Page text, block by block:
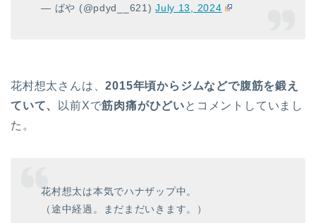
— ぱや (@pdyd__621)July 13, 2024
花村想太さんは、2015年頃からジムなどで腹筋を鍛え
ていて、
以前Xで筋肉痛がひどいとコメントしていまし
た。
花村想太は本気でハナザップ中。
（途中経過。まだまだいきます。）